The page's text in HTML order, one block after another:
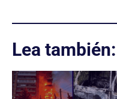
Lea también: